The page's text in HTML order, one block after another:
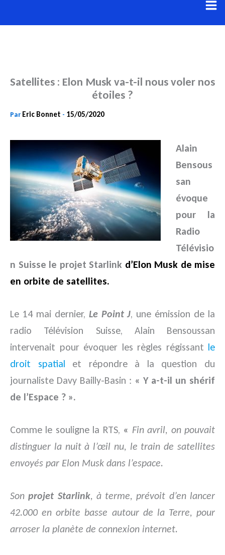
au
Satellites : Elon Musk va-t-il nous voler nos
étoiles ?
Par Eric Bonnet - 15/05/2020
Alain
Bensous
san
évoque
pour la
Radio
Télévisio
n Suisse le projet Starlink d’Elon Musk de mise
en orbite de satellites.
Le 14 mai dernier, Le Point J, une émission de la
radio Télévision Suisse, Alain Bensoussan
intervenait pour évoquer les règles régissant le
droit spatial et répondre à la question du
journaliste Davy Bailly-Basin : « Y a-t-il un shérif
de l’Espace ? ».
Comme le souligne la RTS, « Fin avril, on pouvait
distinguer la nuit à l’œil nu, le train de satellites
envoyés par Elon Musk dans l’espace.
Sonprojet Starlink, à terme, prévoit d’en lancer
42.000 en orbite basse autour de la Terre, pour
arroser la planète de connexion internet.